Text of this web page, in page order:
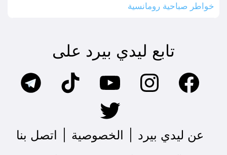
خواطر صباحية رومانسية
تابع ليدي بيرد على
عن ليدي بيرد الخصوصية اتصل بنا